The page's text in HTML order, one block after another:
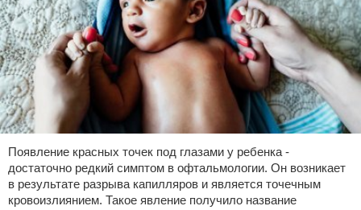
Появление красных точек под глазами у ребенка -
достаточно редкий симптом в офтальмологии. Он возникает
в результате разрыва капилляров и является точечным
кровоизлиянием. Такое явление получило название